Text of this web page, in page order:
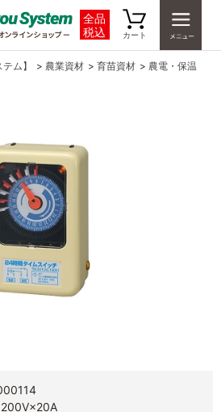
全品
税込
カート
ム】 > 農業資材 > 育苗資材 > 農電・保温